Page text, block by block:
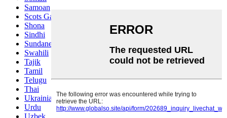
Samoan
Scots Gaelic
Shona
Sindhi
Sundanese
Swahili
Tajik
Tamil
Telugu
Thai
Ukrainian
Urdu